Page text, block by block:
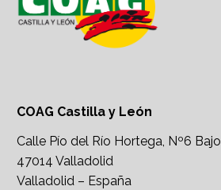
COAG Castilla y León
Calle Pío del Río Hortega, Nº6 Bajo
47014 Valladolid
Valladolid – España